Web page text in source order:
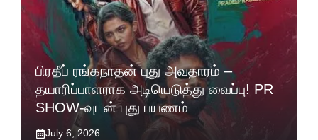
பிரதீப் ரங்கநாதன் புது அவதாரம் –
தயாரிப்பாளராக அடியெடுத்து வைப்பு! PR
SHOW-வுடன் புது பயணம்
July 6, 2026